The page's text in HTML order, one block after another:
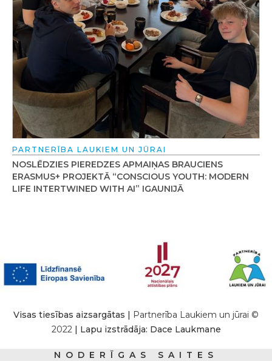
PARTNERĪBA LAUKIEM UN JŪRAI
NOSLĒDZIES PIEREDZES APMAIŅAS BRAUCIENS
ERASMUS+ PROJEKTĀ “CONSCIOUS YOUTH: MODERN
LIFE INTERTWINED WITH AI” IGAUNIJĀ
Visas tiesības aizsargātas | Partnerība Laukiem un jūrai ©
2022| Lapu izstrādāja: Dace Laukmane
NODERĪGAS SAITES